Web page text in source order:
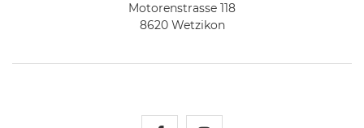
Motorenstrasse 118
8620 Wetzikon